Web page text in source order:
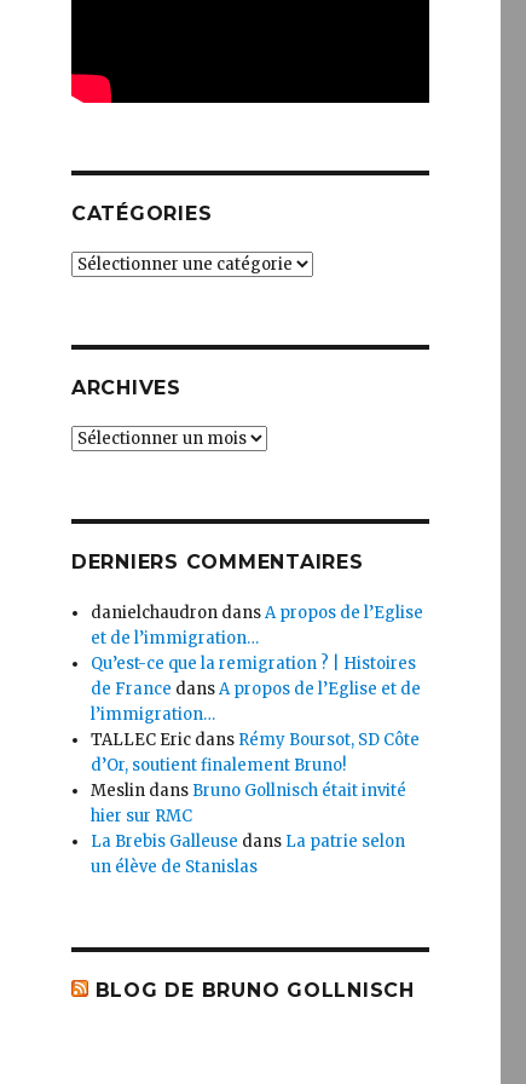
CATÉGORIES
Catégories
ARCHIVES
Archives
DERNIERS COMMENTAIRES
danielchaudron dansA propos de l’Eglise
et de l’immigration…
Qu’est-ce que la remigration ? | Histoires
de France dansA propos de l’Eglise et de
l’immigration…
TALLEC Eric dans Rémy Boursot, SD Côte
d’Or, soutient finalement Bruno!
Meslin dans Bruno Gollnisch était invité
hier sur RMC
La Brebis Galleuse dans La patrie selon
un élève de Stanislas
BLOG DE BRUNO GOLLNISCH